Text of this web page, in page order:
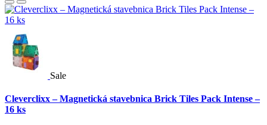
Sale
Cleverclixx – Magnetická stavebnica Brick Tiles Pack Intense –
16 ks